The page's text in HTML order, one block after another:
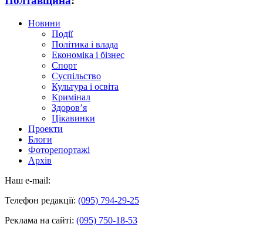
Новини
Події
Політика і влада
Економіка і бізнес
Спорт
Суспільство
Культура і освіта
Кримінал
Здоров’я
Цікавинки
Проекти
Блоги
Фоторепортажі
Архів
Наш e-mail:
Телефон редакції: (095) 794-29-25
Реклама на сайті: (095) 750-18-53